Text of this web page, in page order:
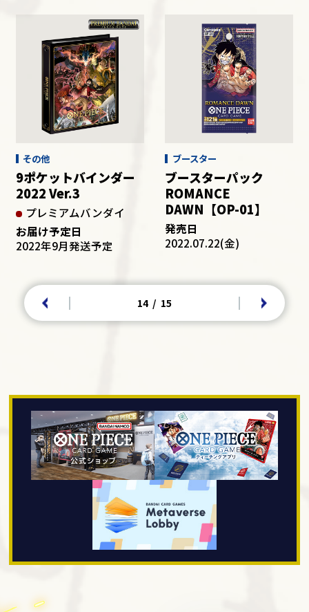
その他
プレミアムバンダイ
9ポケットバインダー
2022 Ver.3
お届け予定日
2022年9月発送予定
ブースター
ブースターパック
ROMANCE
DAWN【OP-01】
発売日
2022.07.22(金)
14 / 15